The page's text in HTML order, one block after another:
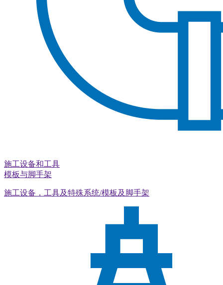
施工设备和工具
模板与脚手架
施工设备，工具及特殊系统/模板及脚手架